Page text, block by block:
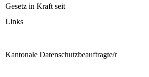
Gesetz in Kraft seit
Links
Kantonale Datenschutzbeauftragte/r